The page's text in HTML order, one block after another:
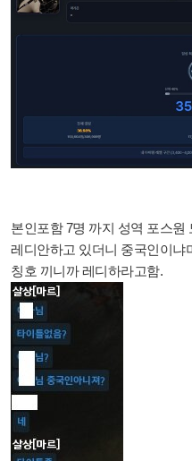
본인포함 7명 까지 성역 포스원
레디안하고 있더니 중국인이냐
칭호 끼니까 레디하라고함.